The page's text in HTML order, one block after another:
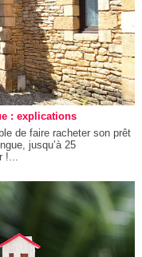
: explications
de faire racheter son prêt
jusqu’à 25